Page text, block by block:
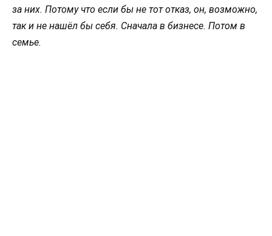
за них. Потому что если бы не тот отказ, он, возможно,
так и не нашёл бы себя. Сначала в бизнесе. Потом в
семье.